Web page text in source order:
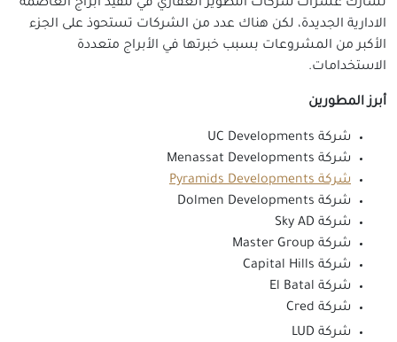
تشارك عشرات شركات التطوير العقاري في تنفيذ أبراج العاصمة
الادارية الجديدة، لكن هناك عدد من الشركات تستحوذ على الجزء
الأكبر من المشروعات بسبب خبرتها في الأبراج متعددة
الاستخدامات.
أبرز المطورين
شركة UC Developments
شركة Menassat Developments
شركة Pyramids Developments
شركة Dolmen Developments
شركة Sky AD
شركة Master Group
شركة Capital Hills
شركة El Batal
شركة Cred
شركة LUD